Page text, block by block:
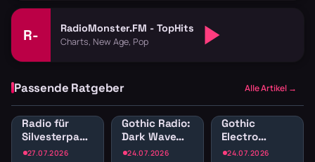
R- RadioMonster.FM - TopHits
Charts, New Age, Pop
Passende Ratgeber Alle Artikel →
27.07.2026
Radio für
Silvesterparty:
Die besten
24.07.2026
Gothic Radio:
Dark Wave
und
24.07.2026
Gothic
Electro
Radio: Dark